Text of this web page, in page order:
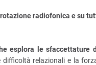
radiofonica e su
esplora le sfaccettature
relazionali e la